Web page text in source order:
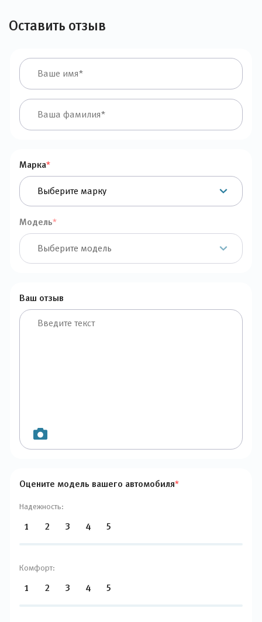
Оставить отзыв
Марка*
Модель*
Ваш отзыв
Оцените модель вашего автомобиля*
Надежность:
1 2 3 4 5
Комфорт:
1 2 3 4 5